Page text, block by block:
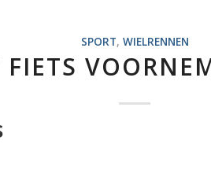
SPORT, WIELRENNEN
FIETS